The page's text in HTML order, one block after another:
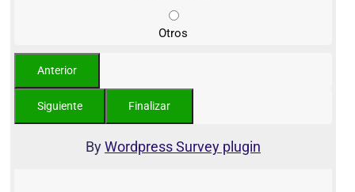
Otros
ByWordpress Survey plugin